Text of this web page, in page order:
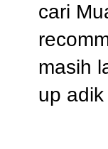
cari
masih
up